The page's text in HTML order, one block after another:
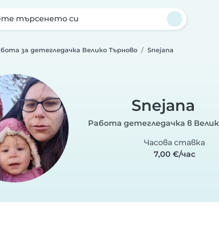
търсенето си
за детегледачка Велико Търново Snejana
Snejana
Работа детегледачка в
Часова ставка
7,00 €/час